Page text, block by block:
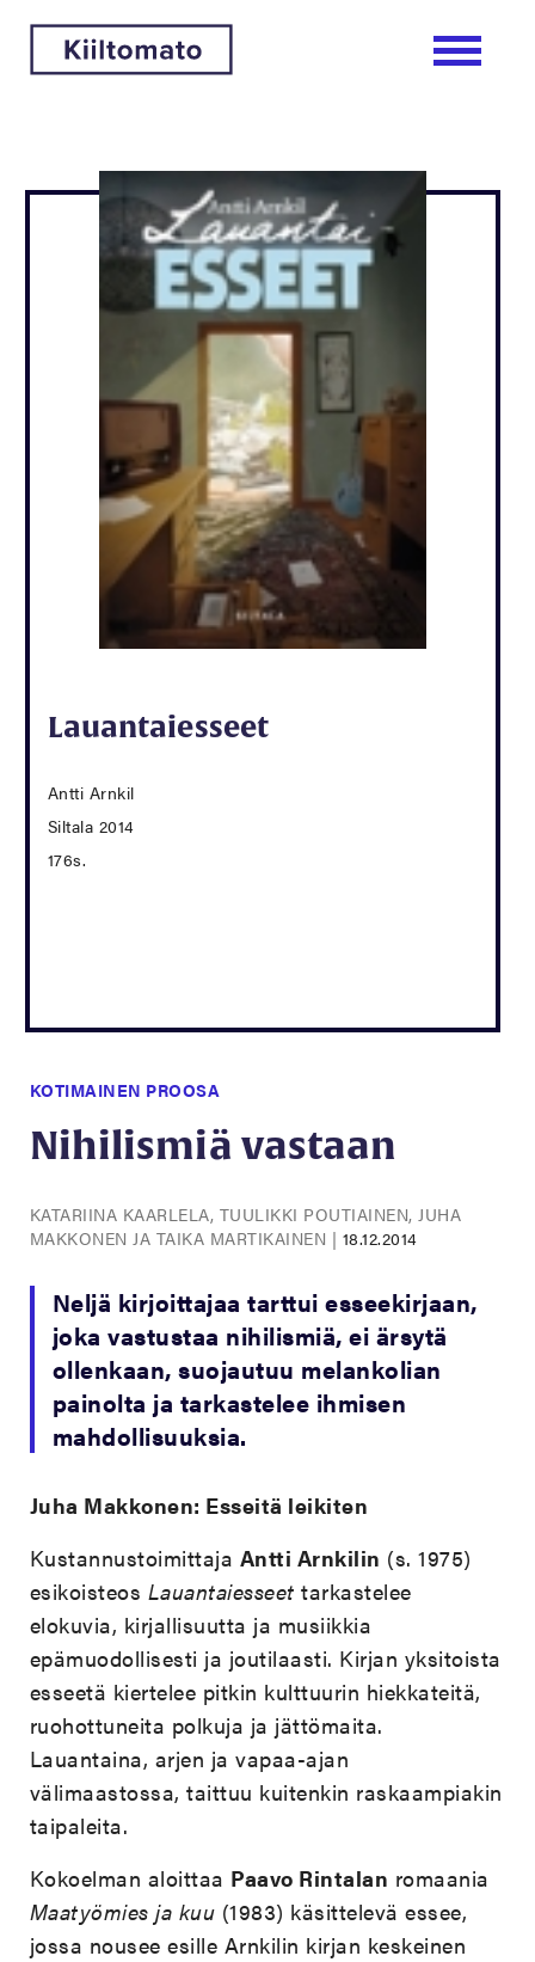
Lauantaiesseet
Antti Arnkil
Siltala 2014
176s.
KOTIMAINEN PROOSA
Nihilismiä vastaan
KATARIINA KAARLELA, TUULIKKI POUTIAINEN, JUHA
MAKKONEN JA TAIKA MARTIKAINEN | 18.12.2014
Neljä kirjoittajaa tarttui esseekirjaan,
joka vastustaa nihilismiä, ei ärsytä
ollenkaan, suojautuu melankolian
painolta ja tarkastelee ihmisen
mahdollisuuksia.
Juha Makkonen: Esseitä leikiten
Kustannustoimittaja Antti Arnkilin (s. 1975)
esikoisteos Lauantaiesseet tarkastelee
elokuvia, kirjallisuutta ja musiikkia
epämuodollisesti ja joutilaasti. Kirjan yksitoista
esseetä kiertelee pitkin kulttuurin hiekkateitä,
ruohottuneita polkuja ja jättömaita.
Lauantaina, arjen ja vapaa-ajan
välimaastossa, taittuu kuitenkin raskaampiakin
taipaleita.
Kokoelman aloittaa Paavo Rintalan romaania
Maatyömies ja kuu (1983) käsittelevä essee,
jossa nousee esille Arnkilin kirjan keskeinen